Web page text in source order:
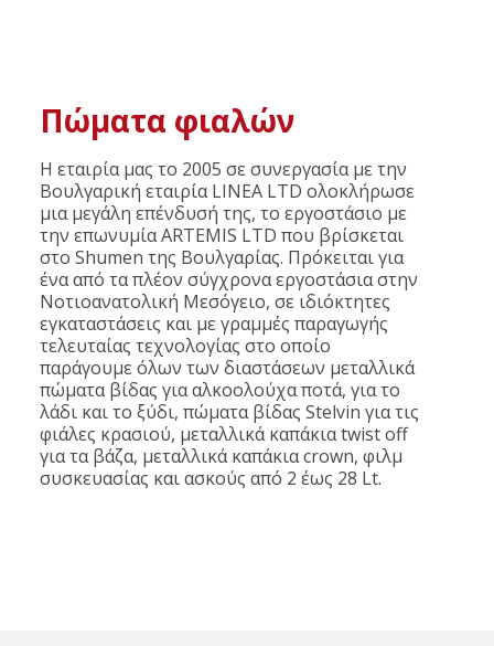
Πώματα φιαλών
Η εταιρία μας το 2005 σε συνεργασία με την
Βουλγαρική εταιρία LINEA LTD ολοκλήρωσε
μια μεγάλη επένδυσή της, το εργοστάσιο με
την επωνυμία ARTEMIS LTD που βρίσκεται
στο Shumen της Βουλγαρίας. Πρόκειται για
ένα από τα πλέον σύγχρονα εργοστάσια στην
Νοτιοανατολική Μεσόγειο, σε ιδιόκτητες
εγκαταστάσεις και με γραμμές παραγωγής
τελευταίας τεχνολογίας στο οποίο
παράγουμε όλων των διαστάσεων μεταλλικά
πώματα βίδας για αλκοολούχα ποτά, για το
λάδι και το ξύδι, πώματα βίδας Stelvin για τις
φιάλες κρασιού, μεταλλικά καπάκια twist off
για τα βάζα, μεταλλικά καπάκια crown, φιλμ
συσκευασίας και ασκούς από 2 έως 28 Lt.